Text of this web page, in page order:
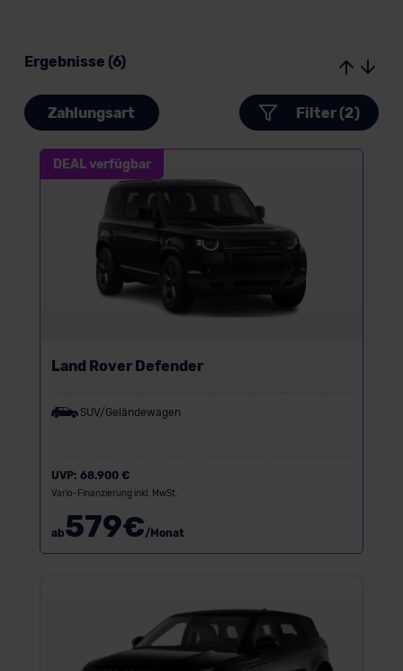
Ergebnisse (6)
Zahlungsart Filter (2)
DEAL verfügbar
Land Rover Defender
SUV/Geländewagen
UVP: 68.900 €
Vario-Finanzierung inkl. MwSt.
ab579€/Monat